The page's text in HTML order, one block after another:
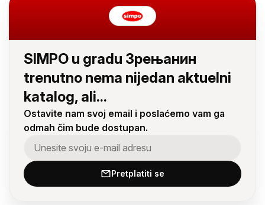
SIMPO u gradu Зрењанин
trenutno nema nijedan aktuelni
katalog, ali...
Ostavite nam svoj email i poslaćemo vam ga
odmah čim bude dostupan.
Pretplatiti se